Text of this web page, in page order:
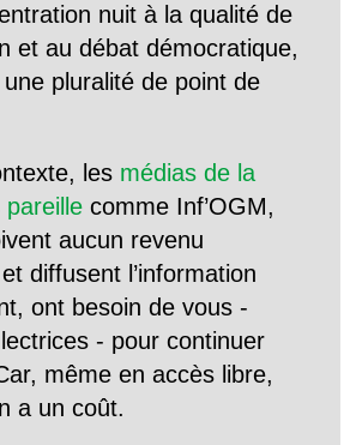
nuit à la qualité de
et au débat démocratique,
pluralité de point de
les médias de la
pareillecomme Inf’OGM,
aucun revenu
diffusent l’information
ont besoin de vous -
- pour continuer
même en accès libre,
a un coût.